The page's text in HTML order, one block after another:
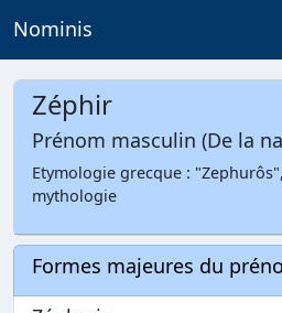
Nominis
Zéphir
Prénom masculin (De la
Etymologie grecque :
mythologie
Formes majeures du